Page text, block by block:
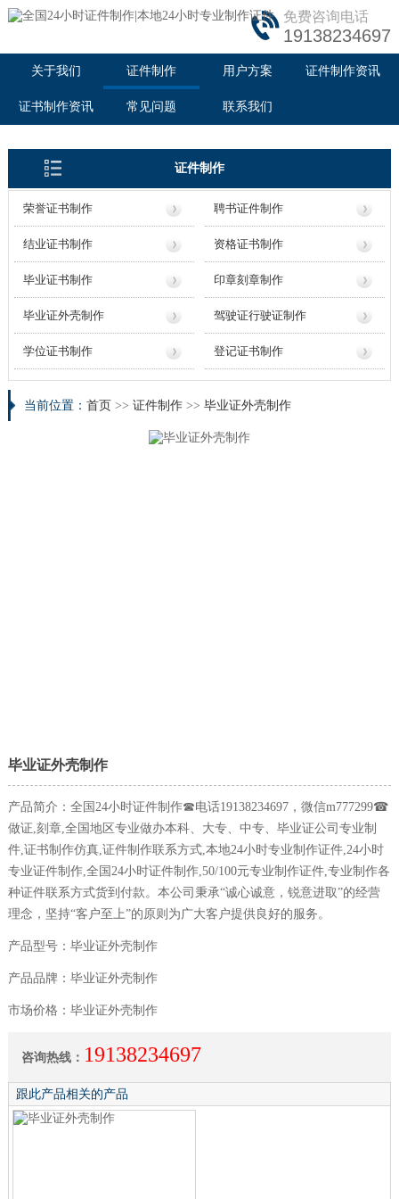
免费咨询电话
19138234697
关于我们 证件制作 用户方案 证件制作资讯
证书制作资讯 常见问题 联系我们
证件制作
荣誉证书制作 聘书证件制作
结业证书制作 资格证书制作
毕业证书制作 印章刻章制作
毕业证外壳制作 驾驶证行驶证制作
学位证书制作 登记证书制作
当前位置： 首页 >> 证件制作>> 毕业证外壳制作
毕业证外壳制作
产品简介：全国24小时证件制作☎电话19138234697，微信m777299☎
做证,刻章,全国地区专业做办本科、大专、中专、毕业证公司专业制
件,证书制作仿真,证件制作联系方式,本地24小时专业制作证件,24小时
专业证件制作,全国24小时证件制作,50/100元专业制作证件,专业制作各
种证件联系方式货到付款。本公司秉承“诚心诚意，锐意进取”的经营
理念，坚持“客户至上”的原则为广大客户提供良好的服务。
产品型号：毕业证外壳制作
产品品牌：毕业证外壳制作
市场价格：毕业证外壳制作
咨询热线： 19138234697
跟此产品相关的产品